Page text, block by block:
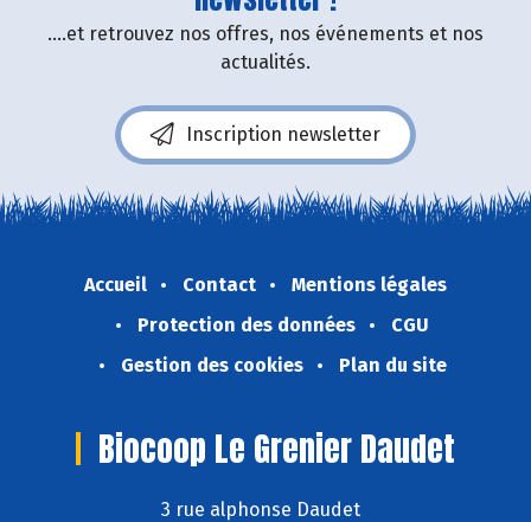
....et retrouvez nos offres, nos événements et nos
actualités.
Inscription newsletter
Accueil Contact
Mentions légales
Protection des données
CGU
Gestion des cookies
Plan du site
Biocoop Le Grenier Daudet
3 rue alphonse Daudet